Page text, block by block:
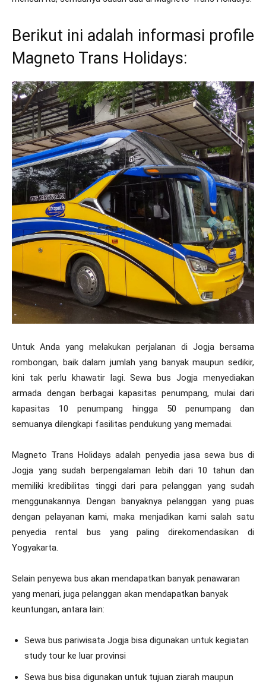
Berikut ini adalah informasi profile
Magneto Trans Holidays:
Untuk Anda yang melakukan perjalanan di Jogja bersama
rombongan, baik dalam jumlah yang banyak maupun sedikir,
kini tak perlu khawatir lagi. Sewa bus Jogja menyediakan
armada dengan berbagai kapasitas penumpang, mulai dari
kapasitas 10 penumpang hingga 50 penumpang dan
semuanya dilengkapi fasilitas pendukung yang memadai.
Magneto Trans Holidays adalah penyedia jasa sewa bus di
Jogja yang sudah berpengalaman lebih dari 10 tahun dan
memiliki kredibilitas tinggi dari para pelanggan yang sudah
menggunakannya. Dengan banyaknya pelanggan yang puas
dengan pelayanan kami, maka menjadikan kami salah satu
penyedia rental bus yang paling direkomendasikan di
Yogyakarta.
Selain penyewa bus akan mendapatkan banyak penawaran
yang menari, juga pelanggan akan mendapatkan banyak
keuntungan, antara lain:
Sewa bus pariwisata Jogja bisa digunakan untuk kegiatan
study tour ke luar provinsi
Sewa bus bisa digunakan untuk tujuan ziarah maupun